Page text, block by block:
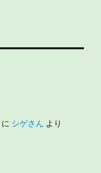
に シゲさん より